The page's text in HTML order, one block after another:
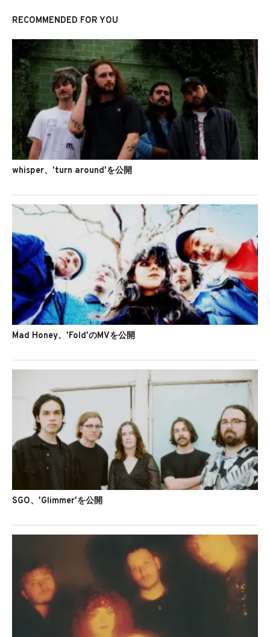
RECOMMENDED FOR YOU
whisper、'turn around'を公開
Mad Honey、'Fold'のMVを公開
SGO、'Glimmer'を公開